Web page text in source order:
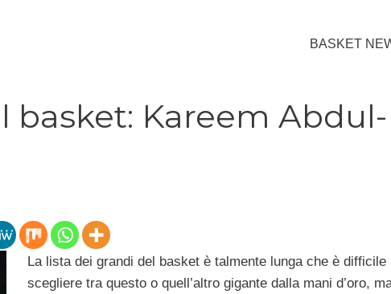
BASKET
basket: Kareem Abdul-
La lista dei grandi del basket è talmente lunga che è difficile
scegliere tra questo o quell’altro gigante dalla mani d’oro,